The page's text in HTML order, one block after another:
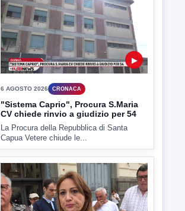
6 AGOSTO 2026 CRONACA
Trovato in casa 42enne in una
pozza di sangue, giallo a viale Italia
Ritrovato senza vita il corpo di un 42enne
in un...
▶
6 AGOSTO 2026 CRONACA
"Sistema Caprio", Procura S.Maria
CV chiede rinvio a giudizio per 54